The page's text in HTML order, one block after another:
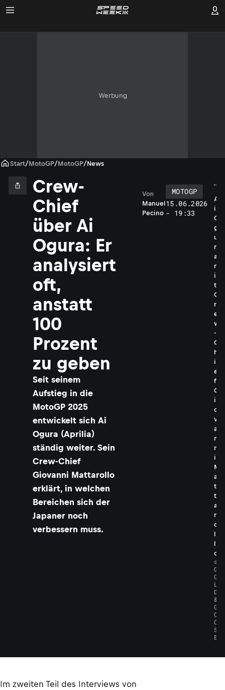
Werbung
Start/MotoGP/MotoGP/News
Crew-
Chief
über Ai
Ogura: Er
analysiert
oft,
anstatt
100
Prozent
zu geben
Seit seinem
Aufstieg in die
MotoGP 2025
entwickelt sich Ai
Ogura (Aprilia)
ständig weiter. Sein
Crew-Chief
Giovanni Mattarollo
erklärt, in welchen
Bereichen sich der
Japaner noch
verbessern muss.
Manuel
Pecino
Von
MOTOGP
15.06.2026
- 19:33
A
i
O
g
u
r
a
m
i
t
C
r
e
w
-
C
h
i
e
f
G
i
o
v
a
n
n
i
M
a
t
t
a
r
o
l
l
o
©
G
O
L
D
&
G
O
O
S
E
Im zweiten Teil des Interviews von